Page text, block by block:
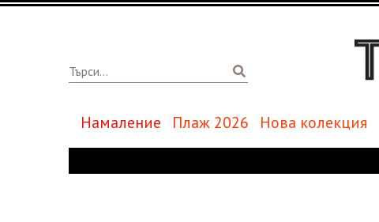
Намаление Плаж 2026 Нова колекция